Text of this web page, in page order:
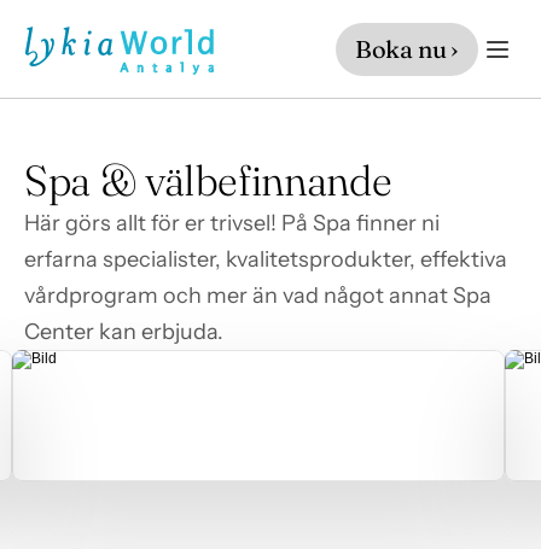
Spa & välbefinnande
Här görs allt för er trivsel! På Spa finner ni
erfarna specialister, kvalitetsprodukter, effektiva
vårdprogram och mer än vad något annat Spa
Center kan erbjuda.
Boka nu ›